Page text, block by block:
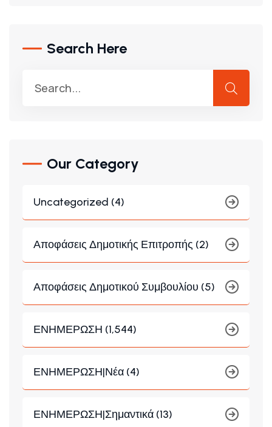
Search Here
Our Category
Uncategorized (4)
Αποφάσεις Δημοτικής Επιτροπής (2)
Αποφάσεις Δημοτικού Συμβουλίου (5)
ΕΝΗΜΕΡΩΣΗ (1,544)
ΕΝΗΜΕΡΩΣΗ|Νέα (4)
ΕΝΗΜΕΡΩΣΗ|Σημαντικά (13)